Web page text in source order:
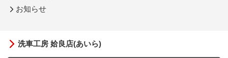
お知らせ
洗車工房 姶良店(あいら)